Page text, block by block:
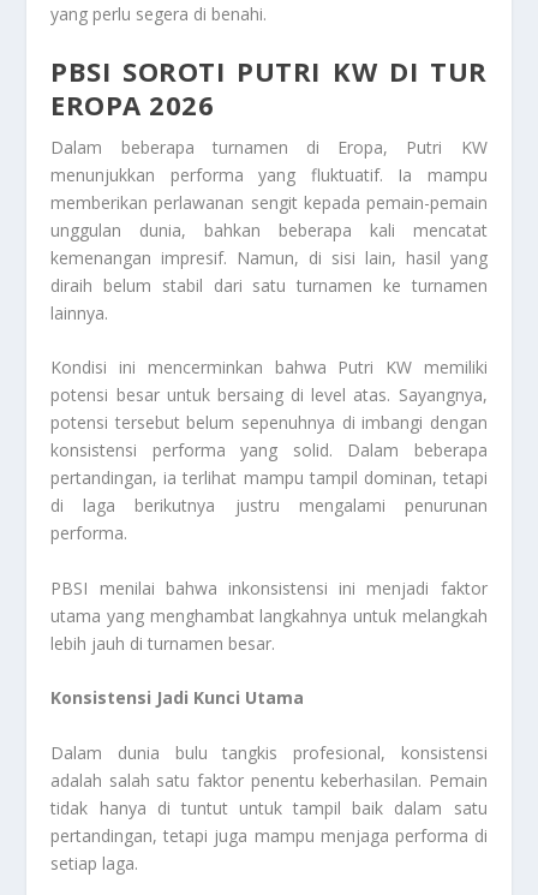
yang perlu segera di benahi.
PBSI SOROTI PUTRI KW DI TUR
EROPA 2026
Dalam beberapa turnamen di Eropa, Putri KW
menunjukkan performa yang fluktuatif. Ia mampu
memberikan perlawanan sengit kepada pemain-pemain
unggulan dunia, bahkan beberapa kali mencatat
kemenangan impresif. Namun, di sisi lain, hasil yang
diraih belum stabil dari satu turnamen ke turnamen
lainnya.
Kondisi ini mencerminkan bahwa Putri KW memiliki
potensi besar untuk bersaing di level atas. Sayangnya,
potensi tersebut belum sepenuhnya di imbangi dengan
konsistensi performa yang solid. Dalam beberapa
pertandingan, ia terlihat mampu tampil dominan, tetapi
di laga berikutnya justru mengalami penurunan
performa.
PBSI menilai bahwa inkonsistensi ini menjadi faktor
utama yang menghambat langkahnya untuk melangkah
lebih jauh di turnamen besar.
Konsistensi Jadi Kunci Utama
Dalam dunia bulu tangkis profesional, konsistensi
adalah salah satu faktor penentu keberhasilan. Pemain
tidak hanya di tuntut untuk tampil baik dalam satu
pertandingan, tetapi juga mampu menjaga performa di
setiap laga.